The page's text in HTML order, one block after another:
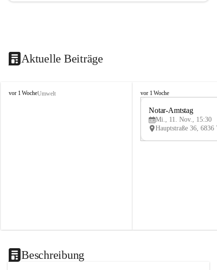
Aktuelle Beiträge
V
vor 1 WocheUmwelt
V
vor 1 Woche
Notar-Amtstag
Mi., 11. Nov., 15:30
Beschreibung